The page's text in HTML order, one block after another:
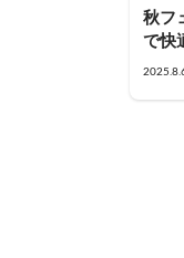
秋フ
で快
スと